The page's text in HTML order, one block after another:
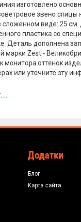
изготовлено
звено
виде: 25 см.
пластика со
Деталь дополнена
марки Zest -
монитора оттенок
или уточните эту
Додатки
Блог
Карта сайта